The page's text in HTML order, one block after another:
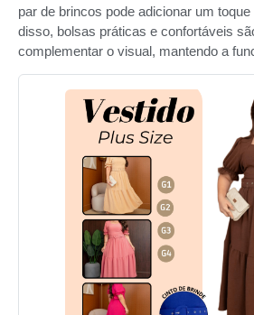
par de brincos pode adicionar um
disso, bolsas práticas e confortáveis
complementar o visual, mantendo a